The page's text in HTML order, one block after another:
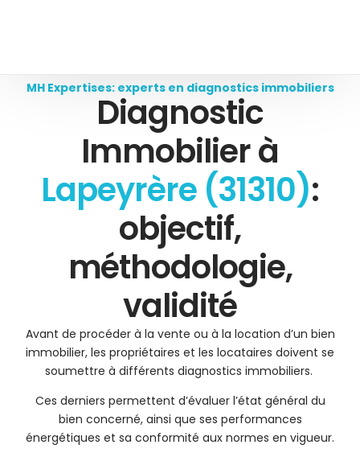
MH Expertises: experts en diagnostics immobiliers
Diagnostic
Immobilier à
Lapeyrère (31310):
objectif,
méthodologie,
validité
Avant de procéder à la vente ou à la location d’un bien
immobilier, les propriétaires et les locataires doivent se
soumettre à différents diagnostics immobiliers.
Ces derniers permettent d’évaluer l’état général du
bien concerné, ainsi que ses performances
énergétiques et sa conformité aux normes en vigueur.